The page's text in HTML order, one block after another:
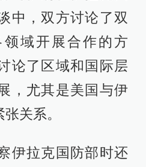
中，双方讨论了双
域开展合作的方
论了区域和国际层
，尤其是美国与伊
关系。
伊拉克国防部时还